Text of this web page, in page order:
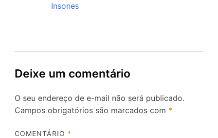
Insones
Deixe um comentário
O seu endereço de e-mail não será publicado.
Campos obrigatórios são marcados com *
COMENTÁRIO *